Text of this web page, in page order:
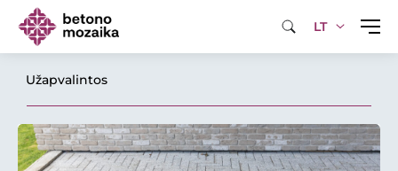
LT
Užapvalintos